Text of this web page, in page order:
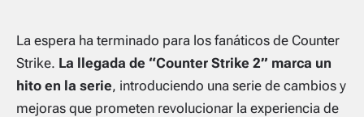
La espera ha terminado para los fanáticos de Counter
Strike. La llegada de “Counter Strike 2” marca un
hito en la serie, introduciendo una serie de cambios y
mejoras que prometen revolucionar la experiencia de